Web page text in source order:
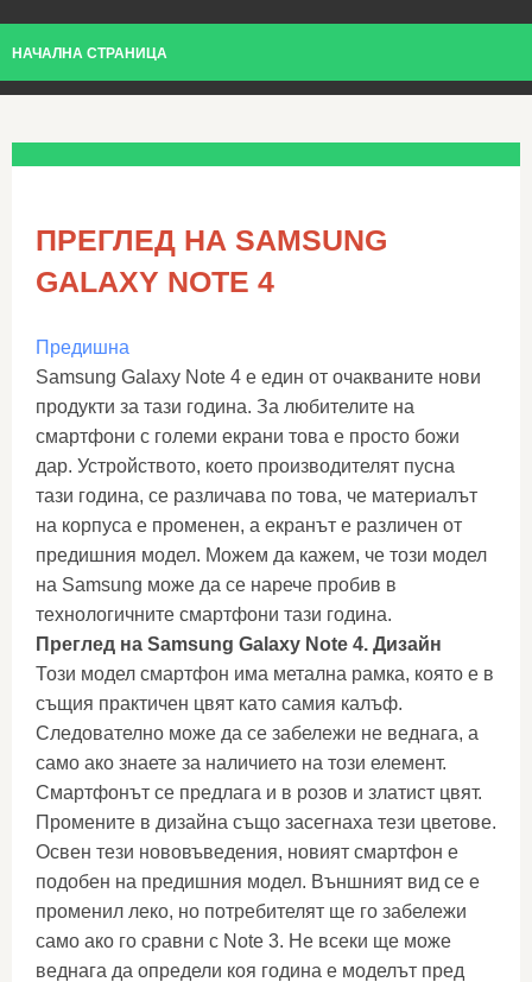
НАЧАЛНА СТРАНИЦА
ПРЕГЛЕД НА SAMSUNG
GALAXY NOTE 4
Предишна
Samsung Galaxy Note 4 е един от очакваните нови
продукти за тази година. За любителите на
смартфони с големи екрани това е просто божи
дар. Устройството, което производителят пусна
тази година, се различава по това, че материалът
на корпуса е променен, а екранът е различен от
предишния модел. Можем да кажем, че този модел
на Samsung може да се нарече пробив в
технологичните смартфони тази година.
Преглед на Samsung Galaxy Note 4. Дизайн
Този модел смартфон има метална рамка, която е в
същия практичен цвят като самия калъф.
Следователно може да се забележи не веднага, а
само ако знаете за наличието на този елемент.
Смартфонът се предлага и в розов и златист цвят.
Промените в дизайна също засегнаха тези цветове.
Освен тези нововъведения, новият смартфон е
подобен на предишния модел. Външният вид се е
променил леко, но потребителят ще го забележи
само ако го сравни с Note 3. Не всеки ще може
веднага да определи коя година е моделът пред